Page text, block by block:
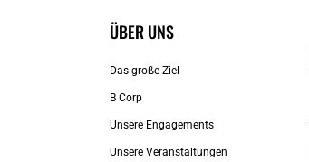
ÜBER UNS
Das große Ziel
B Corp
Unsere Engagements
Unsere Veranstaltungen